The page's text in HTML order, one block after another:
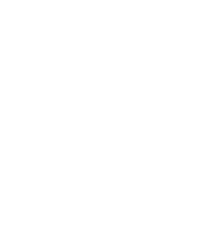
开展考核考察工作
争优
资4.8亿元
微型企业
任务
明显
偿机制
企业
行风工作实施方案
注销期间食品安全监管